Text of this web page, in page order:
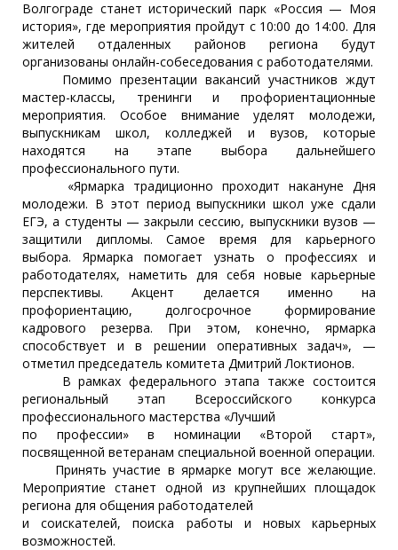
Волгограде станет исторический парк «Россия — Моя
история», где мероприятия пройдут с 10:00 до 14:00. Для
жителей отдаленных районов региона будут
организованы онлайн-собеседования с работодателями.
Помимо презентации вакансий участников ждут
мастер-классы, тренинги и профориентационные
мероприятия. Особое внимание уделят молодежи,
выпускникам школ, колледжей и вузов, которые
находятся на этапе выбора дальнейшего
профессионального пути.
«Ярмарка традиционно проходит накануне Дня
молодежи. В этот период выпускники школ уже сдали
ЕГЭ, а студенты — закрыли сессию, выпускники вузов —
защитили дипломы. Самое время для карьерного
выбора. Ярмарка помогает узнать о профессиях и
работодателях, наметить для себя новые карьерные
перспективы. Акцент делается именно на
профориентацию, долгосрочное формирование
кадрового резерва. При этом, конечно, ярмарка
способствует и в решении оперативных задач», —
отметил председатель комитета Дмитрий Локтионов.
В рамках федерального этапа также состоится
региональный этап Всероссийского конкурса
профессионального мастерства «Лучший
по профессии» в номинации «Второй старт»,
посвященной ветеранам специальной военной операции.
Принять участие в ярмарке могут все желающие.
Мероприятие станет одной из крупнейших площадок
региона для общения работодателей
и соискателей, поиска работы и новых карьерных
возможностей.